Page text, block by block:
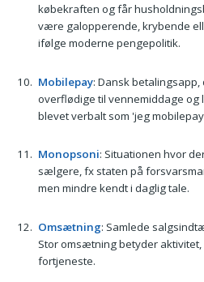
købekraften og får
være galopperende, krybende
ifølge moderne pengepolitik.
Mobilepay: Dansk
overflødige til vennemiddage og
blevet verbalt som 'jeg
Monopsoni: Situationen hvor
sælgere, fx staten på
men mindre kendt i daglig tale.
Omsætning: Samlede
Stor omsætning betyder
fortjeneste.